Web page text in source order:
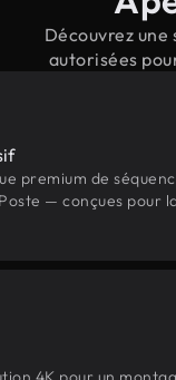
Découvrez
autorisées
premium de
— conçues pour